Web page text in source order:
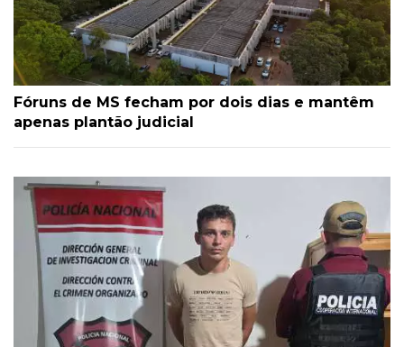
Fóruns de MS fecham por dois dias e mantêm
apenas plantão judicial